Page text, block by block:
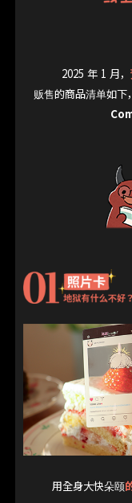
2025 年 1 月，
贩售的商品清单如下，
用全身大快朵颐